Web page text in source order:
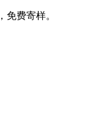
费寄样。